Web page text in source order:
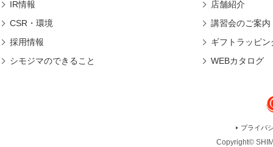
IR情報
CSR・環境
採用情報
シモジマのできること
店舗紹介
講習会のご案内
ギフトラッピン
WEBカタログ
プライバ
Copyright©